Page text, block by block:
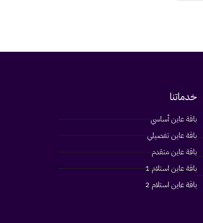
خدماتنا
باقة عاين أساسي
باقة عاين تفصيلي
باقة عاين متقدم
باقة عاين استلام 1
باقة عاين استلام 2